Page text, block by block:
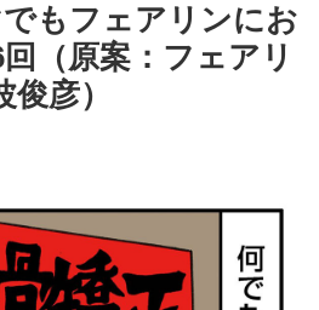
でもフェアリンにお
（原案：フェアリ
彦）